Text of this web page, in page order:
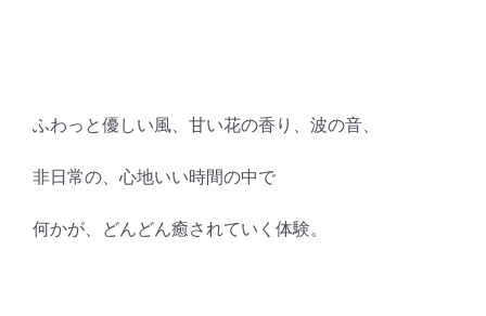
ふわっと優しい風、甘い花の香り、波の音、
非日常の、心地いい時間の中で
何かが、どんどん癒されていく体験。